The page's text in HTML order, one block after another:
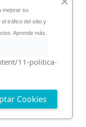
mejorar su
tráfico del sitio y
Aprende más.
11-politica-
Cookies